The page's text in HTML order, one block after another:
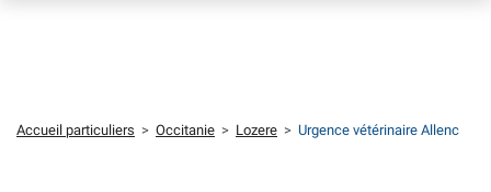
Accueil particuliers > Occitanie > Lozere > Urgence vétérinaire Allenc